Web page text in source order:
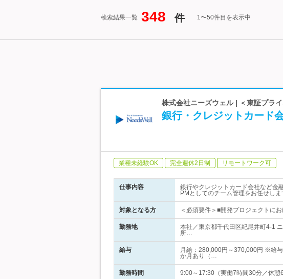
検索結果一覧 348 件 1〜50件目を表示中
株式会社ニーズウェル | ＜東証プラ
銀行・クレジットカード
業種未経験OK 完全週休2日制 リモートワーク可
仕事内容
銀行やクレジットカード会社など金
PMとしてのチーム管理をお任せしま
対象となる方 ＜必須要件＞■開発プロジェクトに
勤務地
本社／東京都千代田区紀尾井町4-1
所…
給与
月給：280,000円～370,000円 ※給
か月あり（…
勤務時間 9:00～17:30（実働7時間30分／休